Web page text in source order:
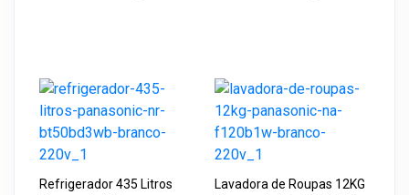
Refrigerador 435 Litros
Lavadora de Roupas 12KG